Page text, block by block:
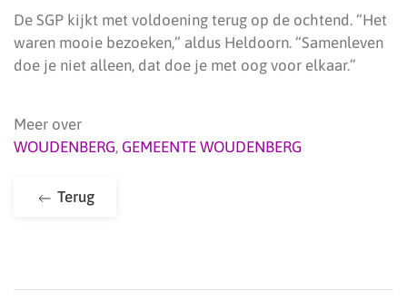
De SGP kijkt met voldoening terug op de ochtend. “Het
waren mooie bezoeken,” aldus Heldoorn. “Samenleven
doe je niet alleen, dat doe je met oog voor elkaar.”
Meer over
WOUDENBERG, GEMEENTE WOUDENBERG
Terug